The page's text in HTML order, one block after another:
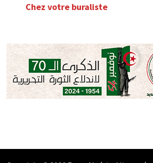
Chez votre buraliste